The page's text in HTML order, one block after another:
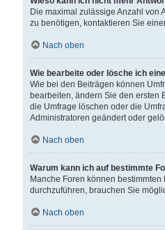
Die maximal zulässige Anzahl von
zu benötigen, kontaktieren Sie
Nach oben
Wie bearbeite oder lösche ich
Wie bei den Beiträgen können
bearbeiten, ändern Sie den ersten
die Umfrage löschen oder die
Administratoren geändert oder
Nach oben
Warum kann ich auf bestimmte
Manche Foren können
durchzuführen, brauchen Sie
Nach oben